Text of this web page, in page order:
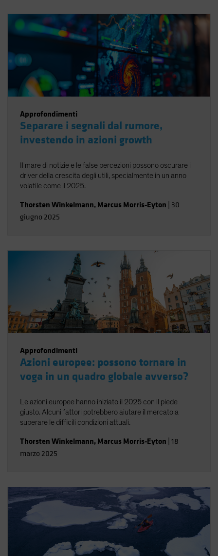
Approfondimenti
Separare i segnali dal rumore,
investendo in azioni growth
Il mare di notizie e le false percezioni possono oscurare i
driver della crescita degli utili, specialmente in un anno
volatile come il 2025.
Thorsten Winkelmann, Marcus Morris-Eyton 30
giugno 2025
Approfondimenti
Azioni europee: possono tornare in
voga in un quadro globale avverso?
Le azioni europee hanno iniziato il 2025 con il piede
giusto. Alcuni fattori potrebbero aiutare il mercato a
superare le difficili condizioni attuali.
Thorsten Winkelmann, Marcus Morris-Eyton 18
marzo 2025